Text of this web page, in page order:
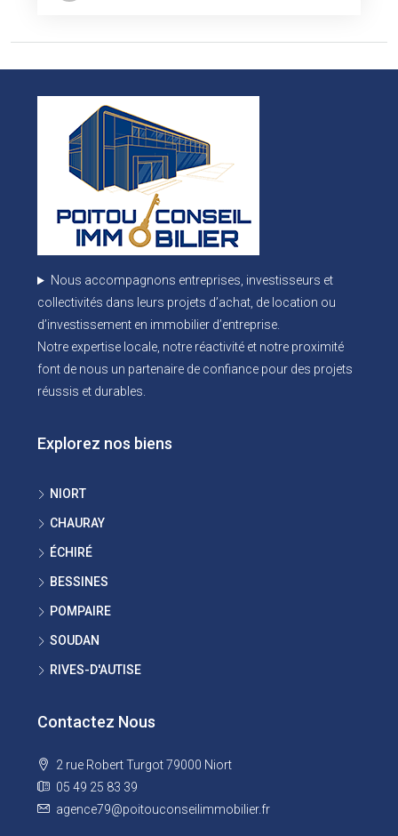
Nous accompagnons entreprises, investisseurs et
collectivités dans leurs projets d’achat, de location ou
d’investissement en immobilier d’entreprise.
Notre expertise locale, notre réactivité et notre proximité
font de nous un partenaire de confiance pour des projets
réussis et durables.
Explorez nos biens
NIORT
CHAURAY
ÉCHIRÉ
BESSINES
POMPAIRE
SOUDAN
RIVES-D'AUTISE
Contactez Nous
2 rue Robert Turgot 79000 Niort
05 49 25 83 39
agence79@poitouconseilimmobilier.fr